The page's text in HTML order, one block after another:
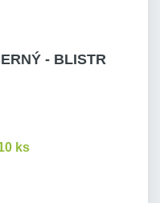
- BLISTR
ks